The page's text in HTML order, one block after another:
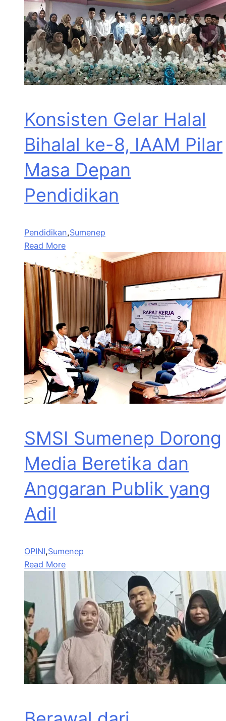
Konsisten Gelar Halal
Bihalal ke-8, IAAM Pilar
Masa Depan
Pendidikan
Pendidikan,Sumenep
Read More
SMSI Sumenep Dorong
Media Beretika dan
Anggaran Publik yang
Adil
OPINI,Sumenep
Read More